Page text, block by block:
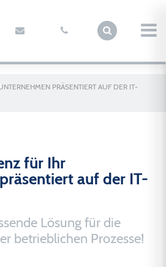
PRÄSENTIERT AUF DER IT-
für Ihr
auf der IT-
Lösung für die
betrieblichen Prozesse!